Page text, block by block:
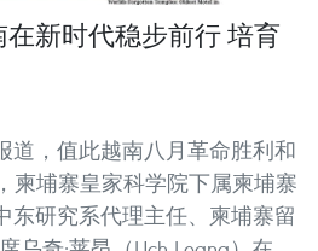
新时代稳步前行 培育
道，值此越南八月革命胜利和
柬埔寨皇家科学院下属柬埔寨
东研究系代理主任、柬埔寨留